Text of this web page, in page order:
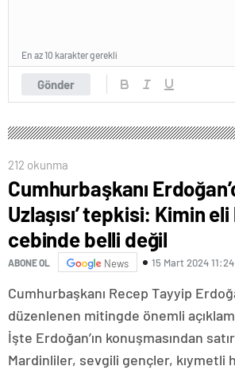
Gönder
En az 10 karakter gerekli
212 okunma
Cumhurbaşkanı
Uzlaşısı’ tepkisi: Kimin
cebinde belli değil
ABONE OL News 15 Mart 2024 11:24
Cumhurbaşkanı Recep Tayyip
düzenlenen mitingde önemli
İşte Erdoğan’ın konuşmasından
Mardinliler, sevgili gençler, kıymetli